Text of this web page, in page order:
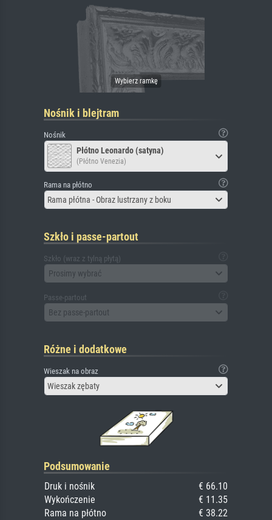
Nośnik i blejtram
Nośnik
Płótno Leonardo (satyna)
(Płótno Venezia)
Rama na płótno
Rama płótna - Obraz lustrzany z boku
Szkło i passe-partout
Szkło (wraz z tylną płytą)
Prosimy wybrać
Passe-partout
Bez passe-partout
Różne i dodatkowe
Wieszak na obraz
Wieszak zębaty
Podsumowanie
Druk i nośnik
€ 66.10
Wykończenie
€ 11.35
Rama na płótno
€ 38.22